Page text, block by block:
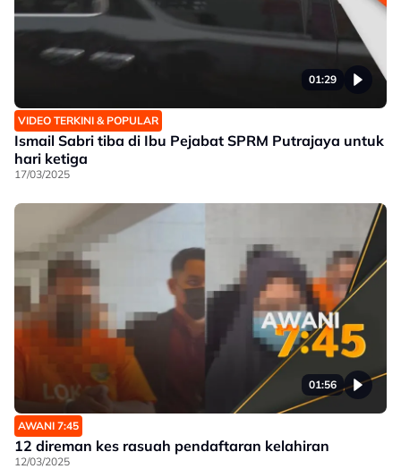
01:29
VIDEO TERKINI & POPULAR
Ismail Sabri tiba di Ibu Pejabat SPRM Putrajaya untuk
hari ketiga
17/03/2025
01:56
AWANI 7:45
12 direman kes rasuah pendaftaran kelahiran
12/03/2025